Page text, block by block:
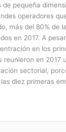
de pequeña
operadores
más del 80% de
en 2017. A
en los
reunieron en 2017
sectorial,
diez primeras